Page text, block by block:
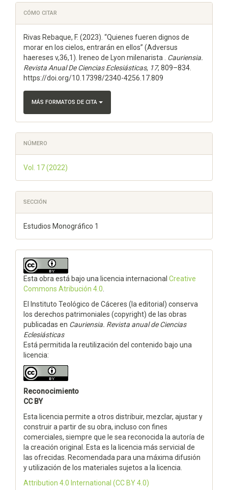
Detalles
del
artículo
CÓMO CITAR
Rivas Rebaque, F. (2023). “Quienes fueren dignos de
morar en los cielos, entrarán en ellos” (Adversus
haereses v,36,1). Ireneo de Lyon milenarista . Cauriensia.
Revista Anual De Ciencias Eclesiásticas, 17, 809–834.
https://doi.org/10.17398/2340-4256.17.809
MÁS FORMATOS DE CITA
NÚMERO
Vol. 17 (2022)
SECCIÓN
Estudios Monográfico 1
Esta obra está bajo una licencia internacional Creative
Commons Atribución 4.0
El Instituto Teológico de Cáceres (la editorial) conserva
los derechos patrimoniales (copyright) de las obras
publicadas en Cauriensia. Revista anual de Ciencias
Eclesiásticas
Está permitida la reutilización del contenido bajo una
licencia:
Reconocimiento
CC BY
Esta licencia permite a otros distribuir, mezclar, ajustar y
construir a partir de su obra, incluso con fines
comerciales, siempre que le sea reconocida la autoría de
la creación original. Esta es la licencia más servicial de
las ofrecidas. Recomendada para una máxima difusión
y utilización de los materiales sujetos a la licencia.
Attribution 4.0 International (CC BY 4.0)